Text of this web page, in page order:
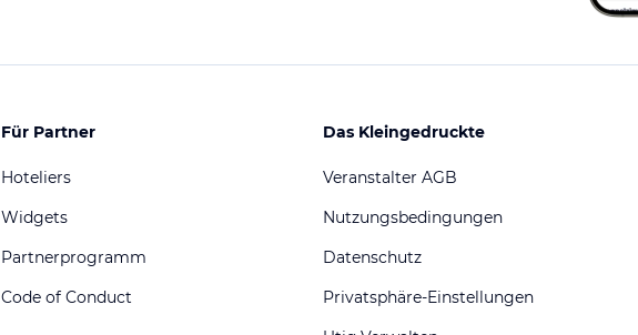
Für Partner
Hoteliers
Widgets
Partnerprogramm
Code of Conduct
Das Kleingedruckte
Veranstalter AGB
Nutzungsbedingungen
Datenschutz
Privatsphäre-Einstellungen